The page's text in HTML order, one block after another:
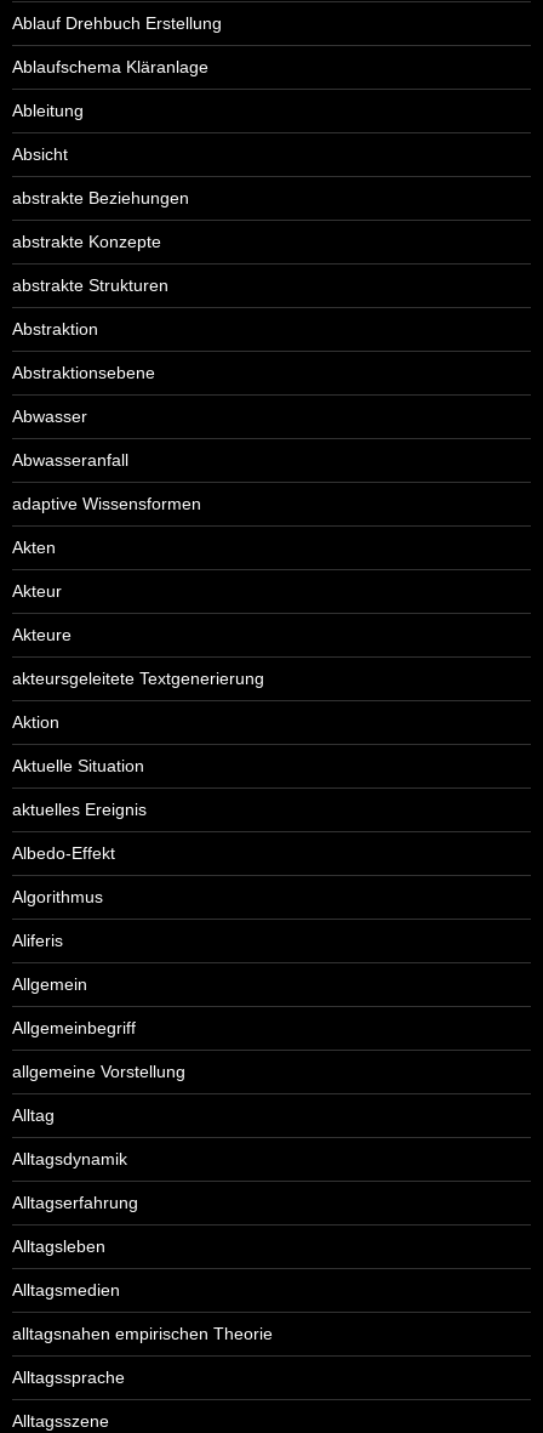
Ablauf Drehbuch Erstellung
Ablaufschema Kläranlage
Ableitung
Absicht
abstrakte Beziehungen
abstrakte Konzepte
abstrakte Strukturen
Abstraktion
Abstraktionsebene
Abwasser
Abwasseranfall
adaptive Wissensformen
Akten
Akteur
Akteure
akteursgeleitete Textgenerierung
Aktion
Aktuelle Situation
aktuelles Ereignis
Albedo-Effekt
Algorithmus
Aliferis
Allgemein
Allgemeinbegriff
allgemeine Vorstellung
Alltag
Alltagsdynamik
Alltagserfahrung
Alltagsleben
Alltagsmedien
alltagsnahen empirischen Theorie
Alltagssprache
Alltagsszene